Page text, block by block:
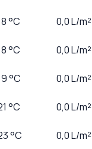
°C 0,0L/m²
°C 0,0L/m²
°C 0,0L/m²
°C 0,0L/m²
°C 0,0L/m²